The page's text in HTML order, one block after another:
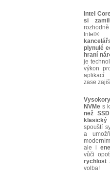
Intel
si
plynulé
hraní
je
výkon
aplikací.
zase
NVMe s
než
klasický
spouští
a
ale i
vůči
rychlost
volba!